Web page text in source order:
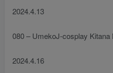
2024.4.13
080 – UmekoJ-cosplay Kitana
2024.4.16